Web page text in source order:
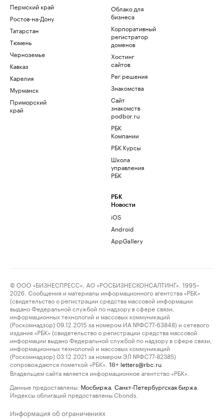
Пермский край
Ростов-на-Дону
Татарстан
Тюмень
Черноземье
Кавказ
Карелия
Мурманск
Приморский
край
Облако для
бизнеса
Корпоративный
регистратор
доменов
Хостинг
сайтов
Рег.решения
Знакомства
Сайт
знакомств
podbor.ru
РБК
Компании
РБК Курсы
Школа
управления
РБК
РБК
Новости
iOS
Android
AppGallery
© ООО «БИЗНЕСПРЕСС», АО «РОСБИЗНЕСКОНСАЛТИНГ», 1995–
2026. Сообщения и материалы информационного агентства «РБК»
(свидетельство о регистрации средства массовой информации
выдано Федеральной службой по надзору в сфере связи,
информационных технологий и массовых коммуникаций
(Роскомнадзор) 09.12.2015 за номером ИА №ФС77-63848) и сетевого
издания «РБК» (свидетельство о регистрации средства массовой
информации выдано Федеральной службой по надзору в сфере связи,
информационных технологий и массовых коммуникаций
(Роскомнадзор) 03.12.2021 за номером ЭЛ №ФС77-82385)
сопровождаются пометкой «РБК».
18+ letters@rbc.ru
Владельцем сайта является информационное агентство «РБК».
Данные предоставлены: Мосбиржа Санкт-Петербургская биржа
Индексы облигаций предоставлены Cbonds.
Информация об ограничениях